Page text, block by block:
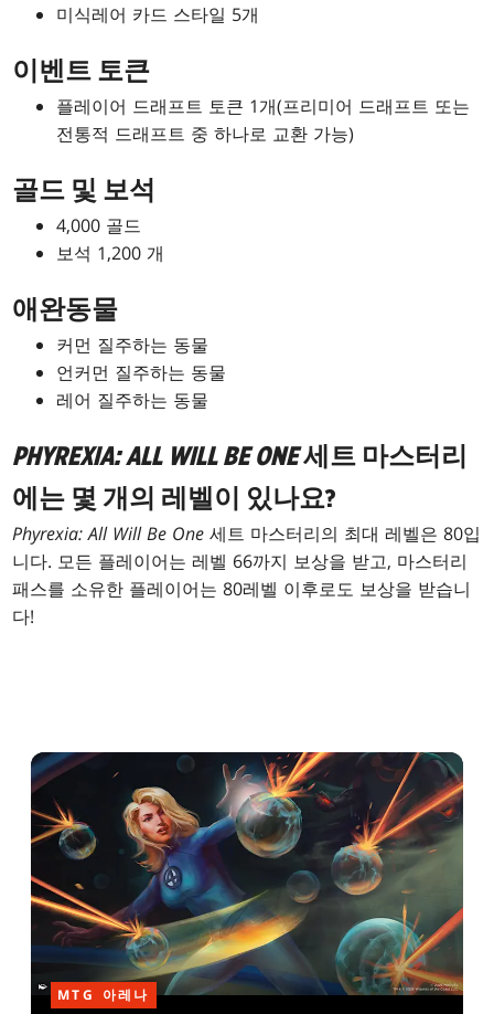
미식레어 카드 스타일 5개
이벤트 토큰
플레이어 드래프트 토큰 1개(프리미어 드래프트 또는
전통적 드래프트 중 하나로 교환 가능)
골드 및 보석
4,000 골드
보석 1,200 개
애완동물
커먼 질주하는 동물
언커먼 질주하는 동물
레어 질주하는 동물
PHYREXIA: ALL WILL BE ONE세트 마스터리
에는 몇 개의 레벨이 있나요?
Phyrexia: All Will Be One 세트 마스터리의 최대 레벨은 80입
니다. 모든 플레이어는 레벨 66까지 보상을 받고, 마스터리
패스를 소유한 플레이어는 80레벨 이후로도 보상을 받습니
다!
MTG 아레나